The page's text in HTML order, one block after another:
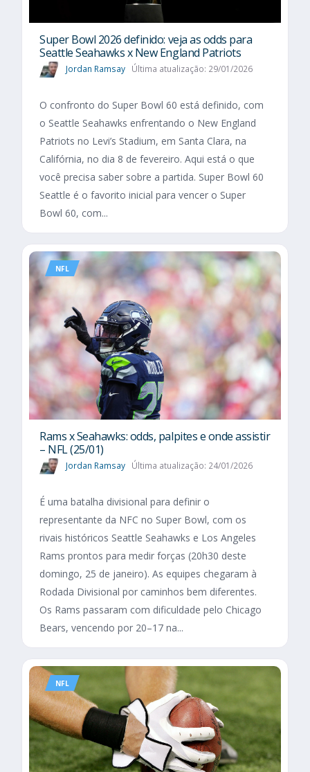
Super Bowl 2026 definido: veja as odds para
Seattle Seahawks x New England Patriots
Jordan Ramsay Última atualização: 29/01/2026
O confronto do Super Bowl 60 está definido, com
o Seattle Seahawks enfrentando o New England
Patriots no Levi’s Stadium, em Santa Clara, na
Califórnia, no dia 8 de fevereiro. Aqui está o que
você precisa saber sobre a partida. Super Bowl 60
Seattle é o favorito inicial para vencer o Super
Bowl 60, com...
NFL
Rams x Seahawks: odds, palpites e onde assistir
– NFL (25/01)
Jordan Ramsay Última atualização: 24/01/2026
É uma batalha divisional para definir o
representante da NFC no Super Bowl, com os
rivais históricos Seattle Seahawks e Los Angeles
Rams prontos para medir forças (20h30 deste
domingo, 25 de janeiro). As equipes chegaram à
Rodada Divisional por caminhos bem diferentes.
Os Rams passaram com dificuldade pelo Chicago
Bears, vencendo por 20–17 na...
NFL